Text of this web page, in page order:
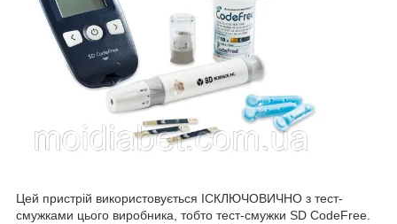
Цей пристрій використовується ІСКЛЮЧОВИЧНО з тест-
смужками цього виробника, тобто тест-смужки SD CodeFree.